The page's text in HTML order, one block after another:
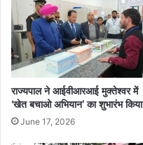
राज्यपाल ने आईवीआरआई मुक्तेश्वर में
‘खेत बचाओ अभियान’ का शुभारंभ किया
June 17, 2026